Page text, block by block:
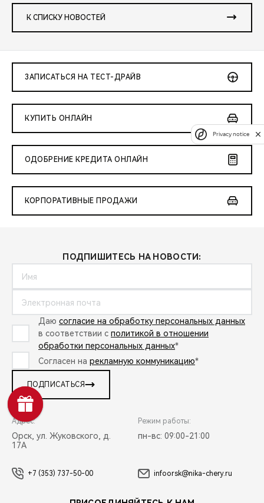
К СПИСКУ НОВОСТЕЙ
ЗАПИСАТЬСЯ НА ТЕСТ-ДРАЙВ
КУПИТЬ ОНЛАЙН
ОДОБРЕНИЕ КРЕДИТА ОНЛАЙН
КОРПОРАТИВНЫЕ ПРОДАЖИ
ПОДПИШИТЕСЬ НА НОВОСТИ:
Даю согласие на обработку персональных данных
в соответствии с политикой в отношении
обработки персональных данных*
Согласен на рекламную коммуникацию*
ПОДПИСАТЬСЯ
Адрес:
Орск, ул. Жуковского, д.
17А
Режим работы:
пн-вс: 09:00-21:00
+7 (353) 737-50-00 infoorsk@nika-chery.ru
Privacy notice